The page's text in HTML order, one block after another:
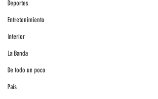
Deportes
Entretenimiento
Interior
La Banda
De todo un poco
País